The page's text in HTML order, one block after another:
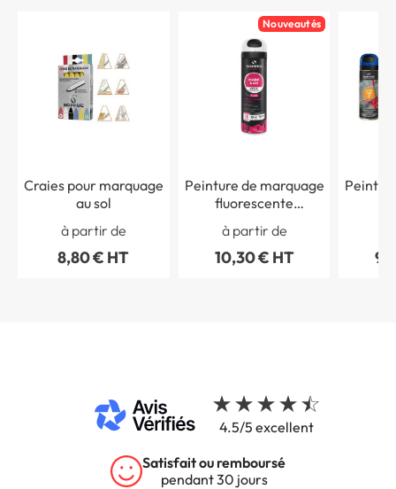
Craies pour marquage
au sol
à partir de
8,80 € HT
Nouveautés
Peinture de marquage
fluorescente
éphémère (inférieur à
1 mois)
à partir de
10,30 € HT
4.5/5 excellent
Satisfait ou remboursé
pendant 30 jours